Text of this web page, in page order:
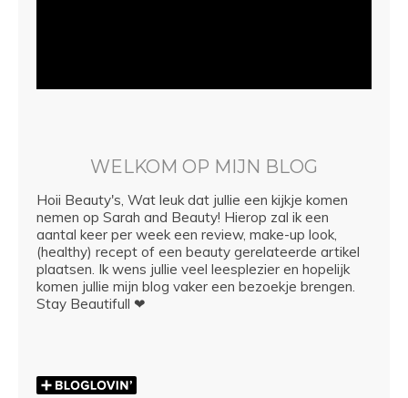
WELKOM OP MIJN BLOG
Hoii Beauty's, Wat leuk dat jullie een kijkje komen
nemen op Sarah and Beauty! Hierop zal ik een
aantal keer per week een review, make-up look,
(healthy) recept of een beauty gerelateerde artikel
plaatsen. Ik wens jullie veel leesplezier en hopelijk
komen jullie mijn blog vaker een bezoekje brengen.
Stay Beautifull ❤